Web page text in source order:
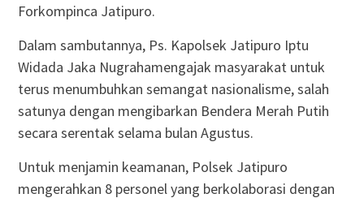
Forkompinca Jatipuro.
Dalam sambutannya, Ps. Kapolsek Jatipuro Iptu
Widada Jaka Nugrahamengajak masyarakat untuk
terus menumbuhkan semangat nasionalisme, salah
satunya dengan mengibarkan Bendera Merah Putih
secara serentak selama bulan Agustus.
Untuk menjamin keamanan, Polsek Jatipuro
mengerahkan 8 personel yang berkolaborasi dengan